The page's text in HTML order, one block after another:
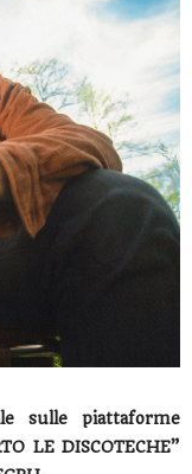
sulle piattaforme
LE DISCOTECHE”